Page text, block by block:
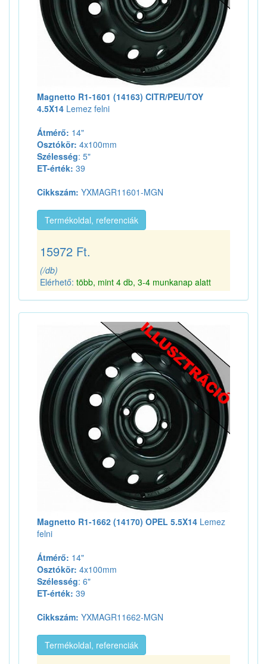
Magnetto R1-1601 (14163) CITR/PEU/TOY
4.5X14 Lemez felni
Átmérő: 14"
Osztókör: 4x100mm
Szélesség: 5"
ET-érték: 39
Cikkszám: YXMAGR11601-MGN
Termékoldal, referenciák
15972 Ft.
(/db)
Elérhető: több, mint 4 db, 3-4 munkanap alatt
Magnetto R1-1662 (14170) OPEL 5.5X14 Lemez
felni
Átmérő: 14"
Osztókör: 4x100mm
Szélesség: 6"
ET-érték: 39
Cikkszám: YXMAGR11662-MGN
Termékoldal, referenciák